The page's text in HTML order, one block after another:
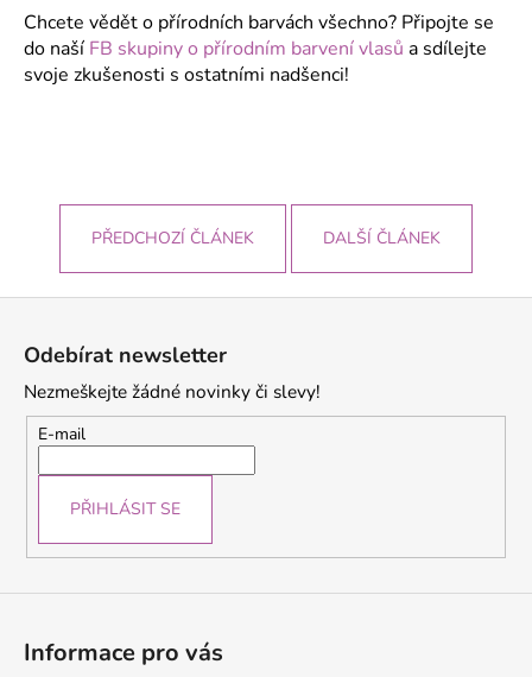
Chcete vědět o přírodních barvách všechno? Připojte se
do naší FB skupiny o přírodním barvení vlasů a sdílejte
svoje zkušenosti s ostatními nadšenci!
PŘEDCHOZÍ ČLÁNEK DALŠÍ ČLÁNEK
Odebírat newsletter
Nezmeškejte žádné novinky či slevy!
E-mail
PŘIHLÁSIT SE
Informace pro vás